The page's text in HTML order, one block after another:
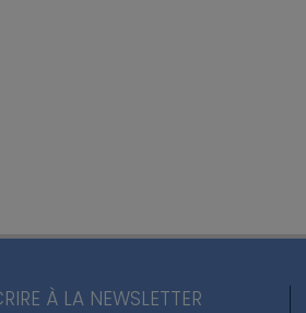
À LA NEWSLETTER